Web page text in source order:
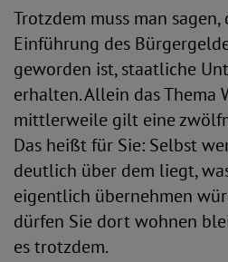
Trotzdem muss man sagen,
Einführung des
geworden ist, staatliche
erhalten. Allein das Thema
mittlerweile gilt eine
Das heißt für Sie: Selbst
deutlich über dem liegt,
eigentlich übernehmen
dürfen Sie dort wohnen
es trotzdem.